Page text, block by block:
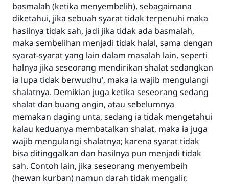
basmalah (ketika menyembelih), sebagaimana
diketahui, jika sebuah syarat tidak terpenuhi maka
hasilnya tidak sah, jadi jika tidak ada basmalah,
maka sembelihan menjadi tidak halal, sama dengan
syarat-syarat yang lain dalam masalah lain, seperti
halnya jika seseorang mendirikan shalat sedangkan
ia lupa tidak berwudhu’, maka ia wajib mengulangi
shalatnya. Demikian juga ketika seseorang sedang
shalat dan buang angin, atau sebelumnya
memakan daging unta, sedang ia tidak mengetahui
kalau keduanya membatalkan shalat, maka ia juga
wajib mengulangi shalatnya; karena syarat tidak
bisa ditinggalkan dan hasilnya pun menjadi tidak
sah. Contoh lain, jika seseorang menyembeih
(hewan kurban) namun darah tidak mengalir,
Jawaban no. 110845
menyelamatkan pernikahan.
Bantu kami dalam memberikan jawaban untuk umat
Rasulullah ﷺ bersabda
"Siapa yang menunjukkan suatu kebaikan,
meka dia akan mendapatkan pahala yang
sama dengan orang yang melakukannya"
MUSLIM, 1893